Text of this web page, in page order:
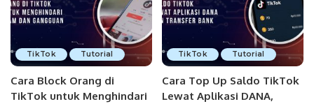
TikTok Tutorial
Cara Block Orang di
TikTok untuk Menghindari
TikTok Tutorial
Cara Top Up Saldo TikTok
Lewat Aplikasi DANA,